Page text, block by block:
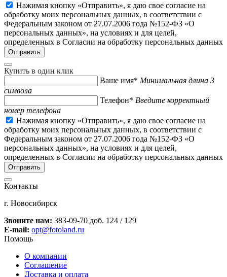
Нажимая кнопку «Отправить», я даю свое согласие на
обработку моих персональных данных, в соответствии с
Федеральным законом от 27.07.2006 года №152-ФЗ «О
персональных данных», на условиях и для целей,
определенных в Согласии на обработку персональных данных
Купить в один клик
Ваше имя* Минимальная длина 3
символа
Телефон* Введите корректный
номер телефона
Нажимая кнопку «Отправить», я даю свое согласие на
обработку моих персональных данных, в соответствии с
Федеральным законом от 27.07.2006 года №152-ФЗ «О
персональных данных», на условиях и для целей,
определенных в Согласии на обработку персональных данных
Контакты
г. Новосибирск
Звоните нам: 383-09-70 доб. 124 / 129
E-mail: opt@fotoland.ru
Помощь
О компании
Соглашение
Доставка и оплата